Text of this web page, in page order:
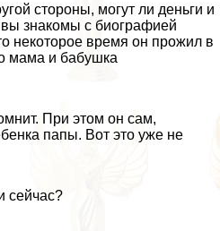
стороны, могут ли деньги и
знакомы с биографией
некоторое время он прожил в
мама и бабушка
При этом он сам,
папы. Вот это уже не
сейчас?